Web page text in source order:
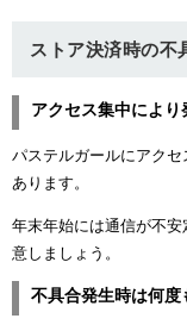
ストア決済時の不
アクセス集中により
パステルガールにアク
あります。
年末年始には通信が不
意しましょう。
不具合発生時は何度